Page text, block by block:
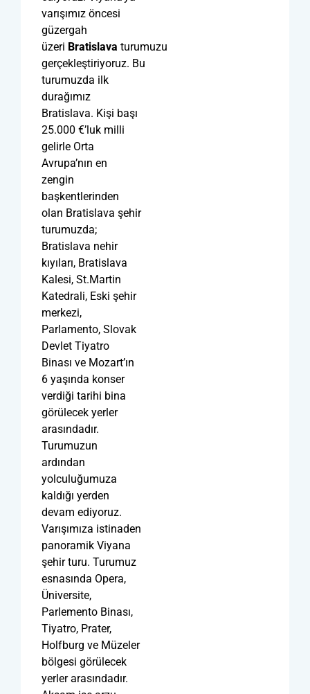
varışımız öncesi
güzergah
üzeri Bratislava turumuzu
gerçekleştiriyoruz. Bu
turumuzda ilk
durağımız
Bratislava. Kişi başı
25.000 €’luk milli
gelirle Orta
Avrupa’nın en
zengin
başkentlerinden
olan Bratislava şehir
turumuzda;
Bratislava nehir
kıyıları, Bratislava
Kalesi, St.Martin
Katedrali, Eski şehir
merkezi,
Parlamento, Slovak
Devlet Tiyatro
Binası ve Mozart’ın
6 yaşında konser
verdiği tarihi bina
görülecek yerler
arasındadır.
Turumuzun
ardından
yolculuğumuza
kaldığı yerden
devam ediyoruz.
Varışımıza istinaden
panoramik Viyana
şehir turu. Turumuz
esnasında Opera,
Üniversite,
Parlemento Binası,
Tiyatro, Prater,
Holfburg ve Müzeler
bölgesi görülecek
yerler arasındadır.